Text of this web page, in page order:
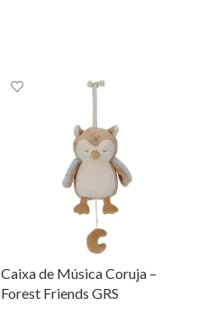
Caixa de Música Coruja –
Forest Friends GRS